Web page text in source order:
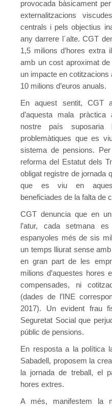
Pensionistes
Presentació, consultes i
Quota sindical afiliació
Mutualidades Laborales
Coordinadora
Crisi COVID-19
MARÇ 2020 – BOLETÍN
MARÇ 2020 – Guia de
Mesures laborals de
Guia del drets laborals –
Canal pels dubtes
Comunicats
Comunicado COVID-19
10/03/2020 –
12/03/2020 Pla de xoc
13/03/2020 – La clase
14/03/2020 –
14/03/2020 –
provocada bàsicament
externalitzacions
centrals i pels objectius
any darrere l´alte. CGT
1,5 milions d’hores extra
amb un cost aproximat
un impacte en cotitzacions
10 milions d’euros anuals.
En aquest sentit, CGT
d’aquesta mala
nostre país
problemàtiques que es
sistema de pensions.
reforma del Estatut dels
obligat registre de jornada
que es viu en
beneficiades de la falta de
CGT denuncia que en
l’atur, cada setmana
espanyoles més de sis
un temps lliurat sense
en gran part de les
milions d’aquestes hores
compensades, ni
(dades de l’INE
2017). Un evident frau
Seguretat Social que
públic de pensions.
En resposta a la política
Sabadell, proposem la
la jornada de treball, el
hores extres.
A més, manifestem la